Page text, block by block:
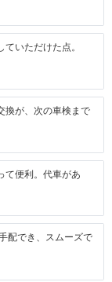
いただけた点。
換が、次の車検まで
て便利。代車があ
配でき、スムーズで